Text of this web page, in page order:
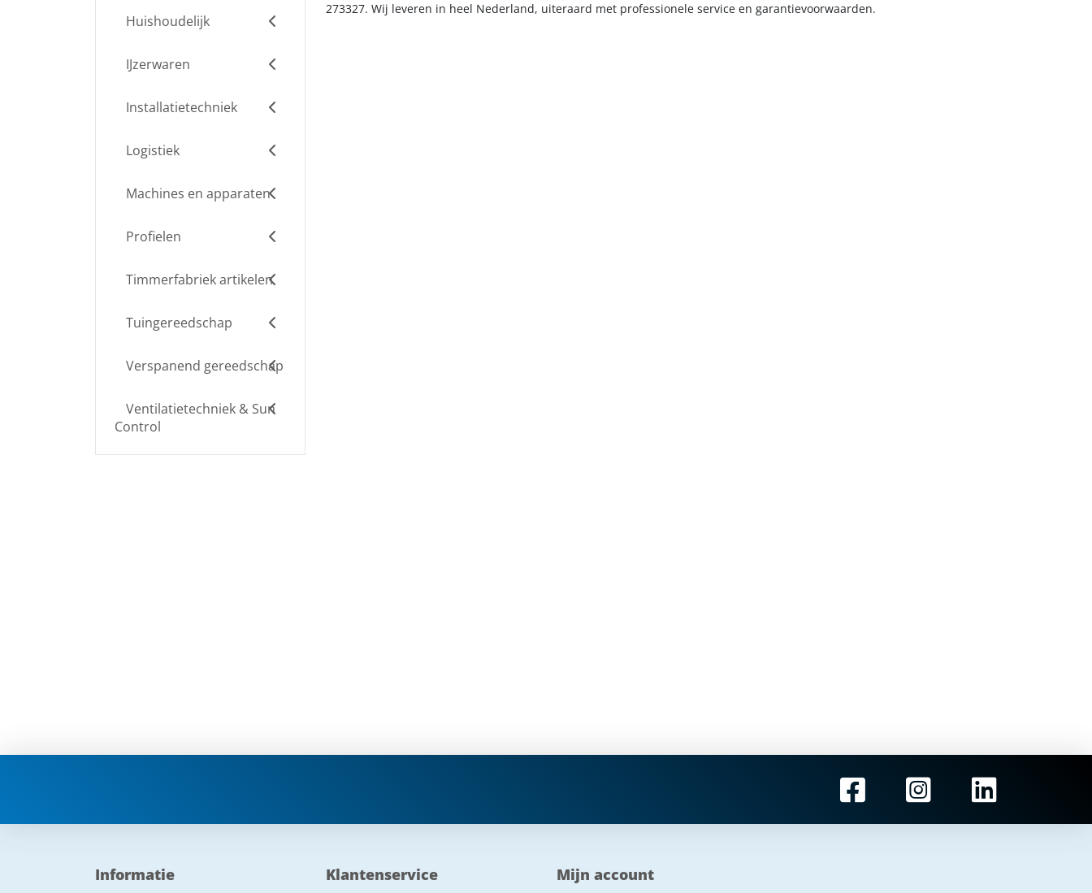
Huishoudelijk
IJzerwaren
Installatietechniek
Logistiek
Machines en apparaten
Profielen
Timmerfabriek artikelen
Tuingereedschap
Verspanend gereedschap
Ventilatietechniek & Sun
Control
273327. Wij leveren in heel Nederland, uiteraard met professionele service en garantievoorwaarden.
Informatie Klantenservice Mijn account